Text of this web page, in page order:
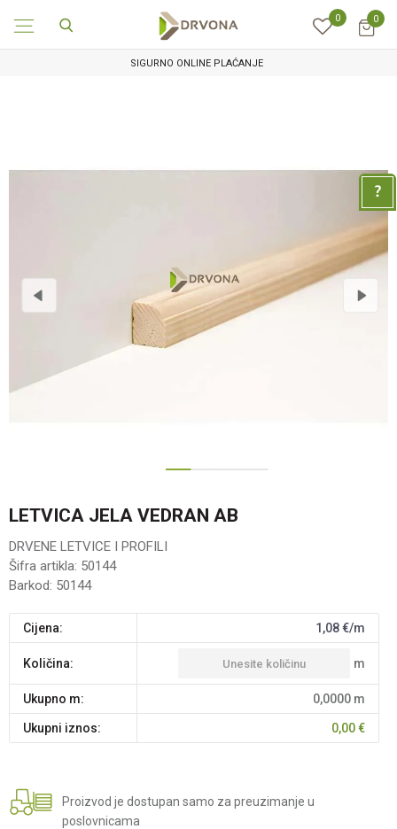
0 0
SIGURNO ONLINE PLAĆANJE
LETVICA JELA VEDRAN AB
DRVENE LETVICE I PROFILI
Šifra artikla: 50144
Barkod: 50144
Cijena: 1,08€/m
Količina: m
Ukupno m: 0,0000 m
Ukupni iznos: 0,00€
Proizvod je dostupan samo za preuzimanje u
poslovnicama